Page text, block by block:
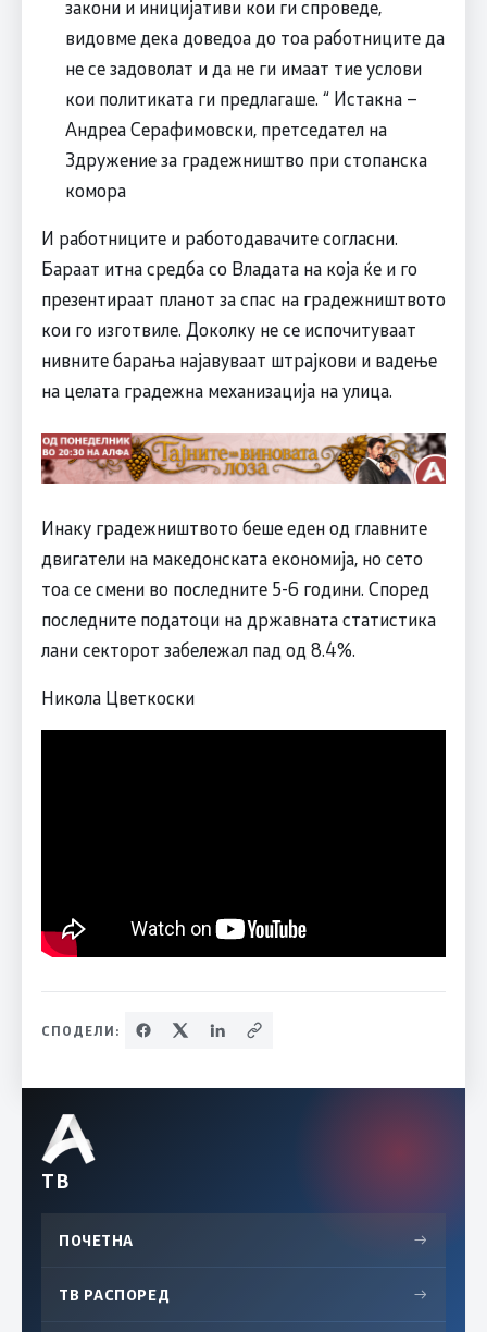
закони и иницијативи кои ги спроведе,
видовме дека доведоа до тоа работниците да
не се задоволат и да не ги имаат тие услови
кои политиката ги предлагаше. “ Истакна –
Андреа Серафимовски, претседател на
Здружение за градежништво при стопанска
комора
И работниците и работодавачите согласни.
Бараат итна средба со Владата на која ќе и го
презентираат планот за спас на градежништвото
кои го изготвиле. Доколку не се испочитуваат
нивните барања најавуваат штрајкови и вадење
на целата градежна механизација на улица.
Инаку градежништвото беше еден од главните
двигатели на македонската економија, но сето
тоа се смени во последните 5-6 години. Според
последните податоци на државната статистика
лани секторот забележал пад од 8.4%.
Никола Цветкоски
СПОДЕЛИ:
ТВ
ПОЧЕТНА →
ТВ РАСПОРЕД →